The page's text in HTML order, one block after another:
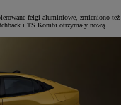
felgi aluminiowe, zmieniono też
i TS Kombi otrzymały nową